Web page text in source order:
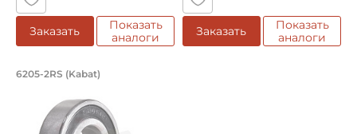
Заказать
Показать
аналоги
Заказать
Показать
аналоги
Подшипник 25х52х15 мм, шариковый
6205-2RS (Kabat)